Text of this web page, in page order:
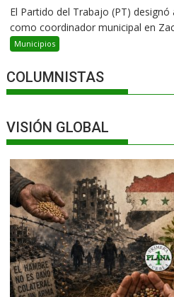
El Partido del Trabajo (PT)
como coordinador municipal en
Municipios
COLUMNISTAS
VISIÓN GLOBAL